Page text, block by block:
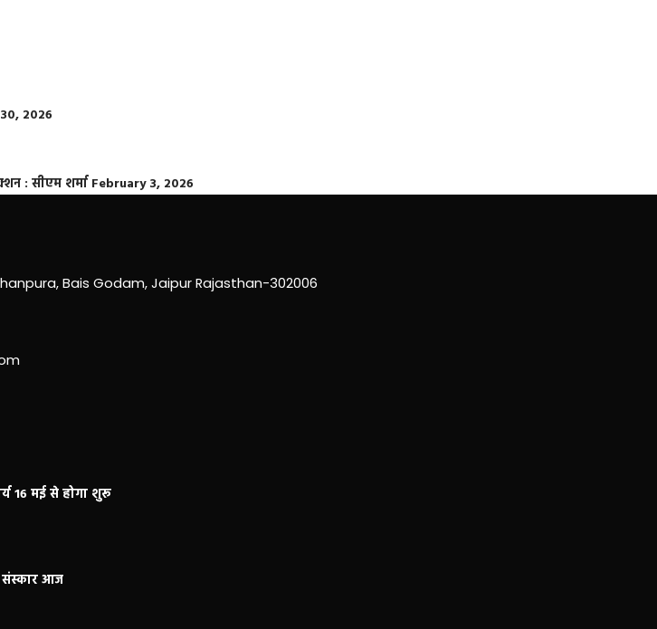
2026
: सीएम शर्मा February 3, 2026
Bais Godam, Jaipur Rajasthan-302006
16 मई से होगा शुरू
आज